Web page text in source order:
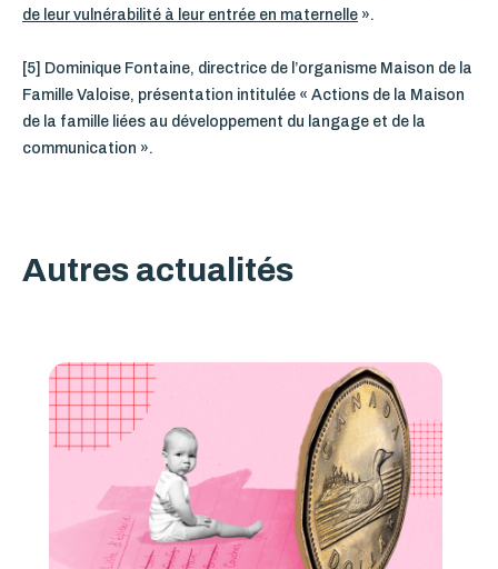
de leur vulnérabilité à leur entrée en maternelle ».
[5] Dominique Fontaine, directrice de l’organisme Maison de la
Famille Valoise, présentation intitulée « Actions de la Maison
de la famille liées au développement du langage et de la
communication ».
Autres actualités